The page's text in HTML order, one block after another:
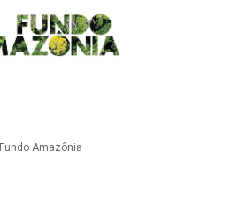
Fundo Amazônia